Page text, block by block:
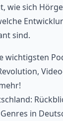
wie sich
sind.
wichtigsten
in